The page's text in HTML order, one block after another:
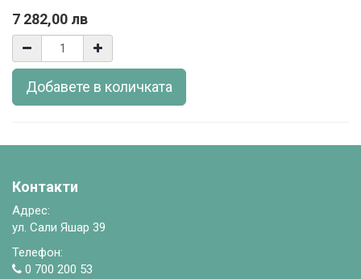
7 282,00 лв
Добавете в количката
Контакти
Адрес:
ул. Сали Яшар 39
Телефон:
0 700 200 53